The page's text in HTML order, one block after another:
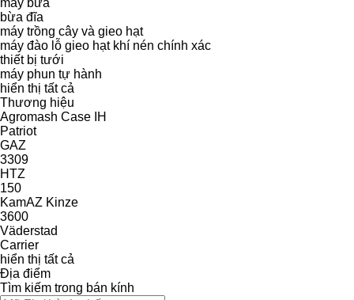
bừa đĩa
máy trồng cây và gieo hạt
máy đào lỗ gieo hạt khí nén chính xác
thiết bị tưới
máy phun tự hành
hiển thị tất cả
Thương hiệu
Agromash Case IH
Patriot
GAZ
3309
HTZ
150
KamAZ Kinze
3600
Väderstad
Carrier
hiển thị tất cả
Địa điểm
Tìm kiếm trong bán kính